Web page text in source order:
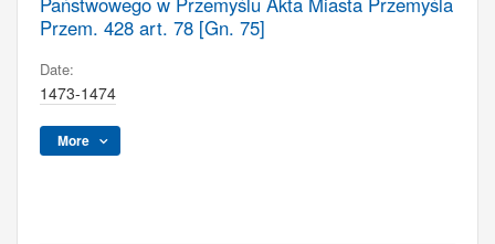
Przem. 428 art. 78 [Gn. 75]
Date:
1473-1474
More